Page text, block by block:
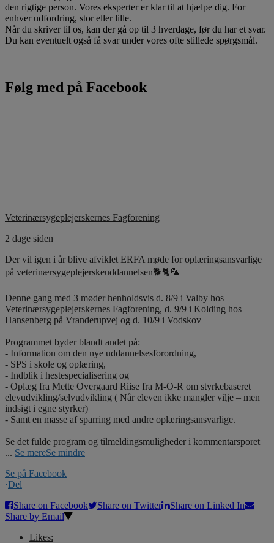
den rigtige person. Vores eksperter er klar til at hjælpe dig. For
enhver udfordring, stor eller lille.
Når du skriver til os, kan der gå op til 3 hverdage, før du har et svar.
Du kan eventuelt også få svar under vores ofte stillede spørgsmål.
Følg med på Facebook
Veterinærsygeplejerskernes Fagforening
2 dage siden
Der vil igen i år blive afviklet ERFA møde for oplæringsansvarlige
på veterinærsygeplejerskeuddannelsen🐕🐈🦜
Denne gang med 3 møder henholdsvis d. 8/9 i Valby hos
Veterinærsygeplejerskernes Fagforening, d. 9/9 i Kolding hos
Hansenberg på Vranderupvej og d. 10/9 i Vodskov
Programmet byder blandt andet på:
- Information om den nye uddannelsesforordning,
- SPS i skole og oplæring,
- Indblik i hestespecialisering og
- Oplæg fra Mette Overgaard Riise fra M-O-R om styrkebaseret
elevudvikling/selvudvikling ( Når eleven ikke mangler vilje – men
indsigt i egne styrker)
- Samt en masse af sparring med andre oplæringsansvarlige.
Se det fulde program og tilmeldingsmuligheder i kommentarsporet
... Se mereSe mindre
Se på Facebook
·Del
Share on Facebook
Share on Twitter
Share on Linked In
Share by Email
Likes: